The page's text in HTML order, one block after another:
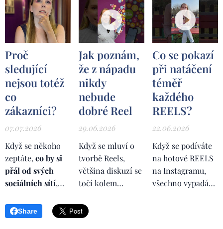
Proč
sledující
nejsou totéž
co
zákazníci?
07.07.2026
Když se někoho
zeptáte,co by si
přál od svých
sociálních sítí,
uslyšíte stejnou
odpověď.Více
Jak poznám,
že z nápadu
nikdy
nebude
dobré Reel
29.06.2026
Když se mluví o
tvorbě Reels,
většina diskuzí se
točí kolem
trendů, délky
videa, střihu,
Co se pokazí
při natáčení
téměř
každého
REELS?
22.06.2026
Když se podíváte
na hotové REELS
na Instagramu,
všechno vypadá
Share